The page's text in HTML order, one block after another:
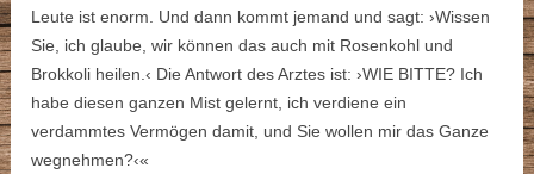
Leute ist enorm. Und dann kommt jemand und sagt: ›Wissen
Sie, ich glaube, wir können das auch mit Rosenkohl und
Brokkoli heilen.‹ Die Antwort des Arztes ist: ›WIE BITTE? Ich
habe diesen ganzen Mist gelernt, ich verdiene ein
verdammtes Vermögen damit, und Sie wollen mir das Ganze
wegnehmen?‹«